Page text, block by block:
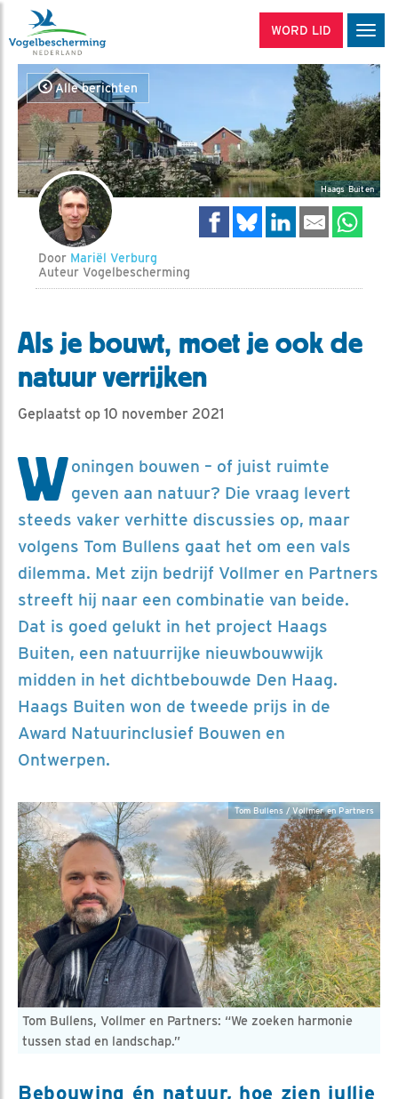
WORD LID
Alle berichten
Haags Buiten
Door Mariël Verburg
Auteur Vogelbescherming
Als je bouwt, moet je ook de
natuur verrijken
Geplaatst op 10 november 2021
Woningen bouwen – of juist ruimte
geven aan natuur? Die vraag levert
steeds vaker verhitte discussies op, maar
volgens Tom Bullens gaat het om een vals
dilemma. Met zijn bedrijf Vollmer en Partners
streeft hij naar een combinatie van beide.
Dat is goed gelukt in het project Haags
Buiten, een natuurrijke nieuwbouwwijk
midden in het dichtbebouwde Den Haag.
Haags Buiten won de tweede prijs in de
Award Natuurinclusief Bouwen en
Ontwerpen.
Tom Bullens, Vollmer en Partners: “We zoeken harmonie
tussen stad en landschap.”
Tom Bullens / Vollmer en Partners
Bebouwing én natuur, hoe zien jullie